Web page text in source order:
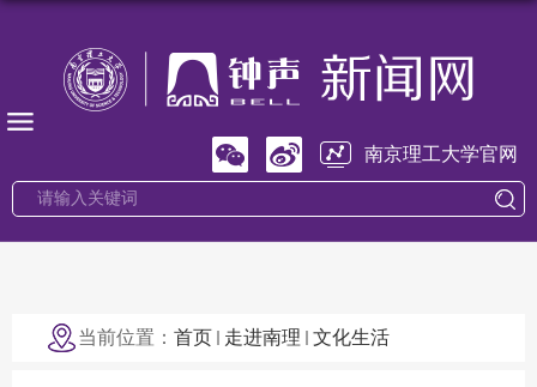
南京理工大学官网
当前位置： 首页 走进南理 文化生活